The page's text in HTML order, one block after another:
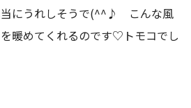
当にうれしそうで(^^♪ こんな風
暖めてくれるのです♡トモコでし